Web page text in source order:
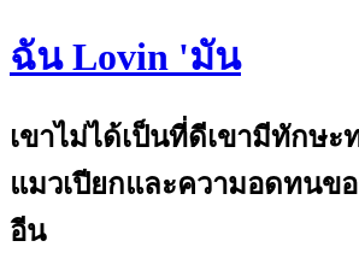
ฉัน Lovin 'มัน
เขาไม่ได้เป็นที่ดีเขามีทักษะ
แมวเปียกและความอดทนข
อีน